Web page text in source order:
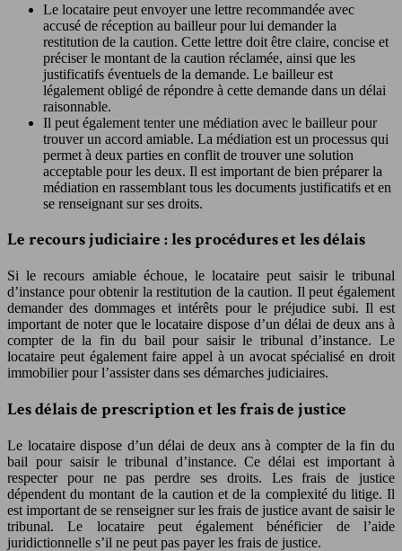
Le locataire peut envoyer une lettre recommandée avec
accusé de réception au bailleur pour lui demander la
restitution de la caution. Cette lettre doit être claire, concise et
préciser le montant de la caution réclamée, ainsi que les
justificatifs éventuels de la demande. Le bailleur est
légalement obligé de répondre à cette demande dans un délai
raisonnable.
Il peut également tenter une médiation avec le bailleur pour
trouver un accord amiable. La médiation est un processus qui
permet à deux parties en conflit de trouver une solution
acceptable pour les deux. Il est important de bien préparer la
médiation en rassemblant tous les documents justificatifs et en
se renseignant sur ses droits.
Le recours judiciaire : les procédures et les délais
Si le recours amiable échoue, le locataire peut saisir le tribunal
d’instance pour obtenir la restitution de la caution. Il peut également
demander des dommages et intérêts pour le préjudice subi. Il est
important de noter que le locataire dispose d’un délai de deux ans à
compter de la fin du bail pour saisir le tribunal d’instance. Le
locataire peut également faire appel à un avocat spécialisé en droit
immobilier pour l’assister dans ses démarches judiciaires.
Les délais de prescription et les frais de justice
Le locataire dispose d’un délai de deux ans à compter de la fin du
bail pour saisir le tribunal d’instance. Ce délai est important à
respecter pour ne pas perdre ses droits. Les frais de justice
dépendent du montant de la caution et de la complexité du litige. Il
est important de se renseigner sur les frais de justice avant de saisir le
tribunal. Le locataire peut également bénéficier de l’aide
juridictionnelle s’il ne peut pas payer les frais de justice.